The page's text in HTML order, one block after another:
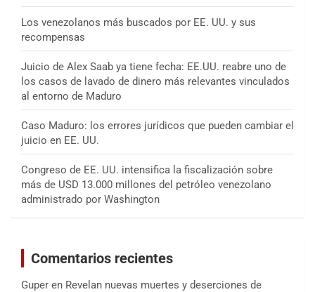
Los venezolanos más buscados por EE. UU. y sus
recompensas
Juicio de Alex Saab ya tiene fecha: EE.UU. reabre uno de
los casos de lavado de dinero más relevantes vinculados
al entorno de Maduro
Caso Maduro: los errores jurídicos que pueden cambiar el
juicio en EE. UU.
Congreso de EE. UU. intensifica la fiscalización sobre
más de USD 13.000 millones del petróleo venezolano
administrado por Washington
Comentarios recientes
Guper en Revelan nuevas muertes y deserciones de